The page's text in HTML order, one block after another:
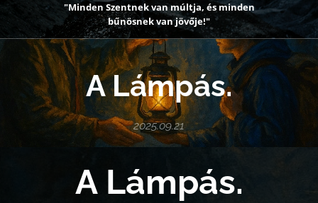
"Minden Szentnek van múltja, és minden
bűnösnek van jövője!"
A Lámpás.
2025.09.21
A Lámpás.